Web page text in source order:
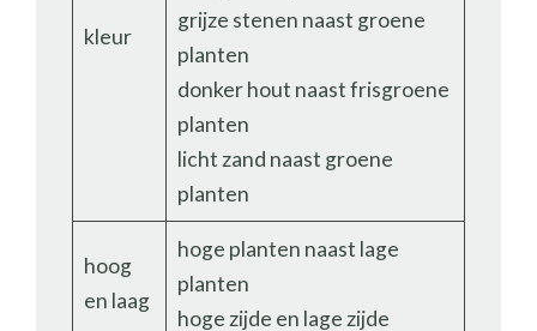
kleur
grijze stenen naast groene
planten
donker hout naast frisgroene
planten
licht zand naast groene
planten
hoog
en laag
hoge planten naast lage
planten
hoge zijde en lage zijde